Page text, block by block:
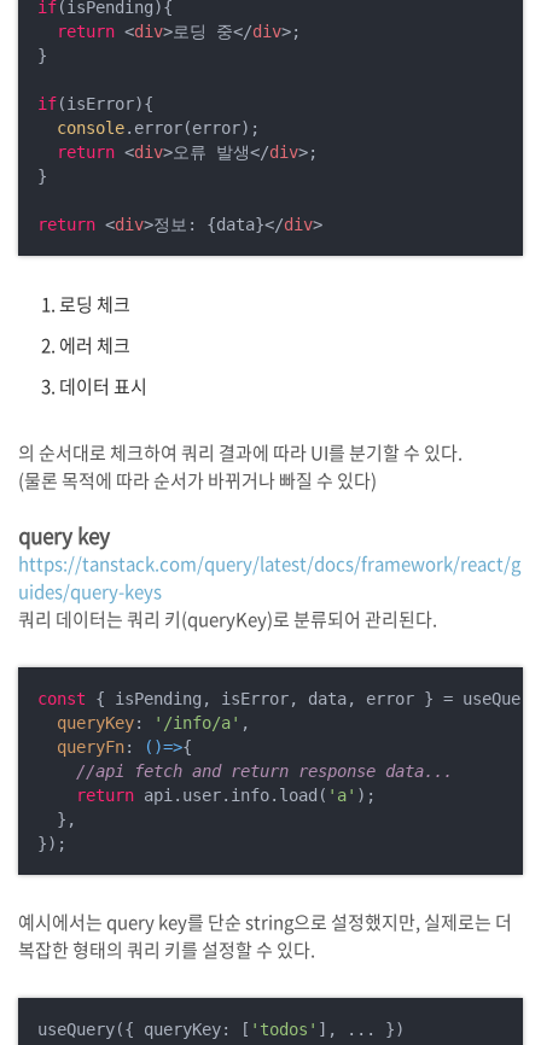
if(isPending){
return <div>로딩 중</div>;
}
if(isError){
console.error(error);
return <div>오류 발생</div>;
}
return <div>정보: {data}</div>
로딩 체크
에러 체크
데이터 표시
의 순서대로 체크하여 쿼리 결과에 따라 UI를 분기할 수 있다.
(물론 목적에 따라 순서가 바뀌거나 빠질 수 있다)
query key
https://tanstack.com/query/latest/docs/framework/react/g
uides/query-keys
쿼리 데이터는 쿼리 키(queryKey)로 분류되어 관리된다.
const { isPending, isError, data, error } =
queryKey: '/info/a' ,
queryFn: ()=>{
//api fetch and return response data...
return api.user.info.load( 'a' );
  },
});
예시에서는 query key를 단순 string으로 설정했지만, 실제로는 더
복잡한 형태의 쿼리 키를 설정할 수 있다.
useQuery({ queryKey: [ 'todos' ], ... })